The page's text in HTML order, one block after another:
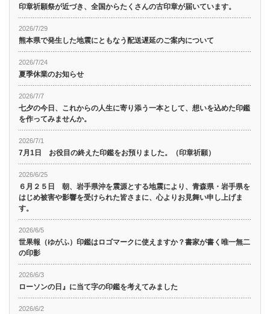
印章祈願祭が近づき、全国からたくさんの古印章が届いています。
2026/7/29
熊本県で発生した地震にともなう配送遅延のご案内について
2026/7/24
夏季休業のお知らせ
2026/7/7
七夕の今日、これからの人生に寄り添う一本として、想いを込めた印鑑
を作ってみませんか。
2026/7/1
7月1日 お役目の終えた印鑑をお預りました。（印章祈願）
2026/6/25
６月２５日 朝、岩手県沖を震源とする地震により、青森県・岩手県を
はじめ被害や影響を受けられた皆さまに、心よりお見舞い申し上げま
す。
2026/6/5
世果報（ゆがふ）印鑑はロゴマークに使えますか？書家が書く唯一無二
の印影
2026/6/3
ローソンの日』に当て字の印鑑を考えてみました
2026/6/2